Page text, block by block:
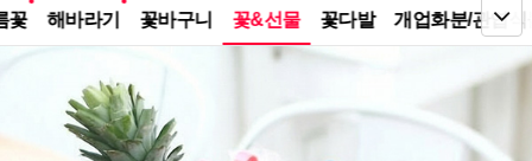
꽃 해바라기 꽃바구니 꽃&선물 꽃다발 개업화분/관엽식